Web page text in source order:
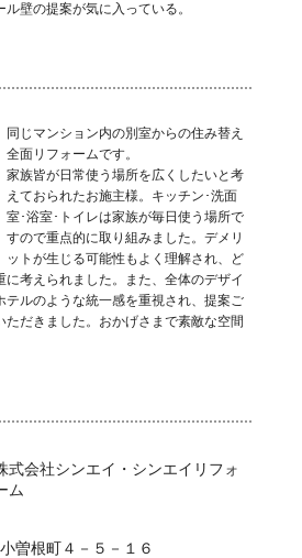
ル壁の提案が気に入っている。
同じマンション内の別室からの住み替え
全面リフォームです。
家族皆が日常使う場所を広くしたいと考
えておられたお施主様。キッチン･洗面
室･浴室･トイレは家族が毎日使う場所で
すので重点的に取り組みました。デメリ
ットが生じる可能性もよく理解され、ど
に考えられました。また、全体のデザイ
テルのような統一感を重視され、提案ご
ただきました。おかげさまで素敵な空間
式会社シンエイ・シンエイリフォ
ム
曽根町４－５－１６